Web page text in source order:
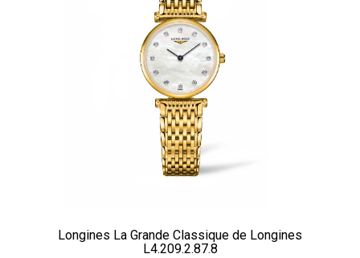
Longines La Grande Classique de Longines
L4.209.2.87.8